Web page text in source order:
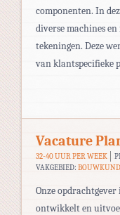
componenten. In
diverse machines
tekeningen. Deze
van klantspecifieke
Vacature
32-40 UUR PER WEEK
VAKGEBIED:
Onze
ontwikkelt en